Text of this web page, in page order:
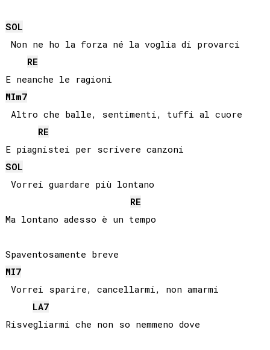
SOL
Non ne ho la forza né la voglia di provarci
RE
MIm7
Altro che balle, sentimenti, tuffi al cuore
RE
SOL
Vorrei guardare più lontano
RE
Ma lontano adesso è un tempo
MI7
Vorrei sparire, cancellarmi, non amarmi
LA7